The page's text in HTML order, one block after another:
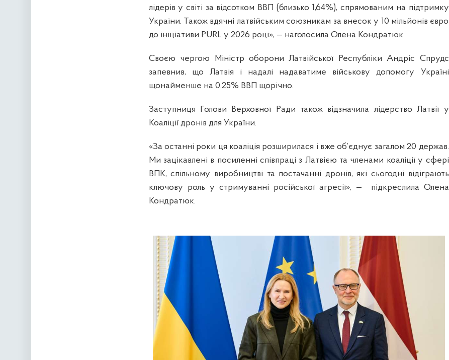
лідерів у світі за відсотком ВВП (близько 1,64%), спрямованим на підтримку
України. Також вдячні латвійським союзникам за внесок у 10 мільйонів євро
до ініціативи PURL у 2026 році», — наголосила Олена Кондратюк.
Своєю чергою Міністр оборони Латвійської Республіки Андріс Спрудс
запевнив, що Латвія і надалі надаватиме військову допомогу Україні
щонайменше на 0.25% ВВП щорічно.
Заступниця Голови Верховної Ради також відзначила лідерство Латвії у
Коаліції дронів для України.
«За останні роки ця коаліція розширилася і вже об’єднує загалом 20 держав.
Ми зацікавлені в посиленні співпраці з Латвією та членами коаліції у сфері
ВПК, спільному виробництві та постачанні дронів, які сьогодні відіграють
ключову роль у стримуванні російської агресії», —
підкреслила Олена
Кондратюк.